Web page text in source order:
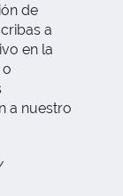
de
a
en la
a nuestro